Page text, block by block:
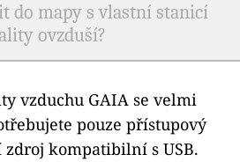
do mapy s vlastní stanicí
ovzduší?
vzduchu GAIA se velmi
pouze přístupový
kompatibilní s USB.